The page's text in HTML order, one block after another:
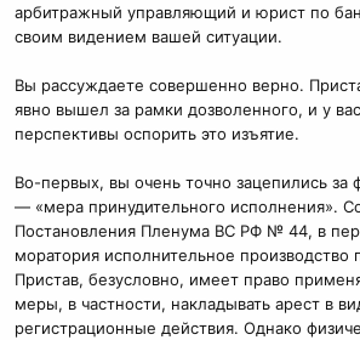
правом пользования, т.к. арест в мораторий
Практику пока не смогла найти..
арбитражный управляющий и юрист по
своим видением вашей ситуации.
Вы рассуждаете совершенно верно.
явно вышел за рамки дозволенного, и у
перспективы оспорить это изъятие.
Во-первых, вы очень точно зацепились за
— «мера принудительного исполнения».
Постановления Пленума ВС РФ № 44, в
моратория исполнительное производство
Пристав, безусловно, имеет право
меры, в частности, накладывать арест в
регистрационные действия. Однако